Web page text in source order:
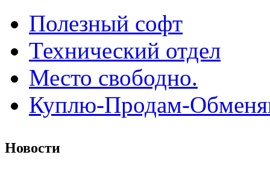
Полезный софт
Технический отдел
Место свободно.
Куплю-Продам-
Новости